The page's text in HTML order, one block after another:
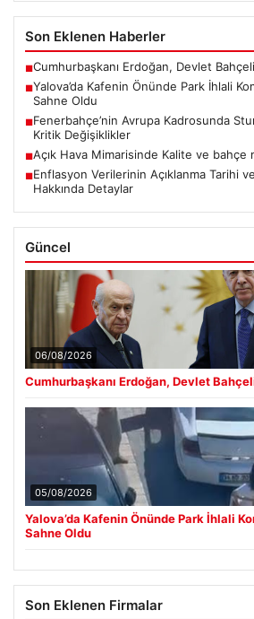
Son Eklenen Haberler
■Cumhurbaşkanı Erdoğan, Devlet
■Yalova’da Kafenin Önünde Park İhlali
Sahne Oldu
■Fenerbahçe’nin Avrupa Kadrosunda
Kritik Değişiklikler
■Açık Hava Mimarisinde Kalite ve bahçe
■Enflasyon Verilerinin Açıklanma Tarihi
Hakkında Detaylar
Güncel
06/08/2026
Cumhurbaşkanı Erdoğan, Devlet
05/08/2026
Yalova’da Kafenin Önünde Park İhlali
Sahne Oldu
Son Eklenen Firmalar